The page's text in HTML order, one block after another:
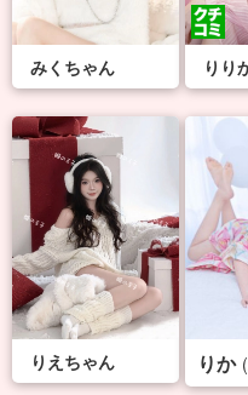
みくちゃん りり
りえちゃん りか